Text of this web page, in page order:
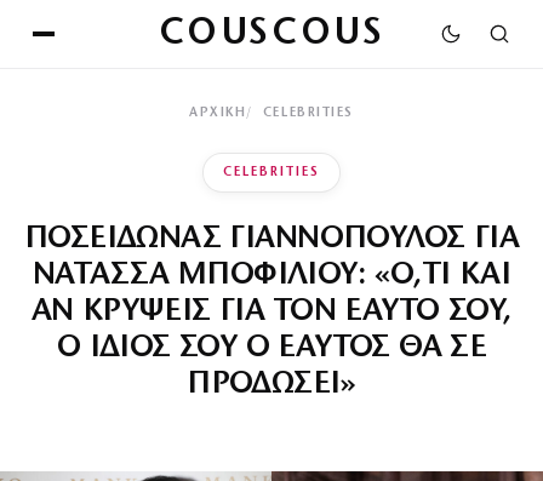
COUSCOUS
ΑΡΧΙΚΉ CELEBRITIES
CELEBRITIES
ΠΟΣΕΙΔΩΝΑΣ ΓΙΑΝΝΟΠΟΥΛΟΣ ΓΙΑ
ΝΑΤΑΣΣΑ ΜΠΟΦΙΛΙΟΥ: «Ο,ΤΙ ΚΑΙ
ΑΝ ΚΡΥΨΕΙΣ ΓΙΑ ΤΟΝ ΕΑΥΤΟ ΣΟΥ,
Ο ΙΔΙΟΣ ΣΟΥ Ο ΕΑΥΤΟΣ ΘΑ ΣΕ
ΠΡΟΔΩΣΕΙ»